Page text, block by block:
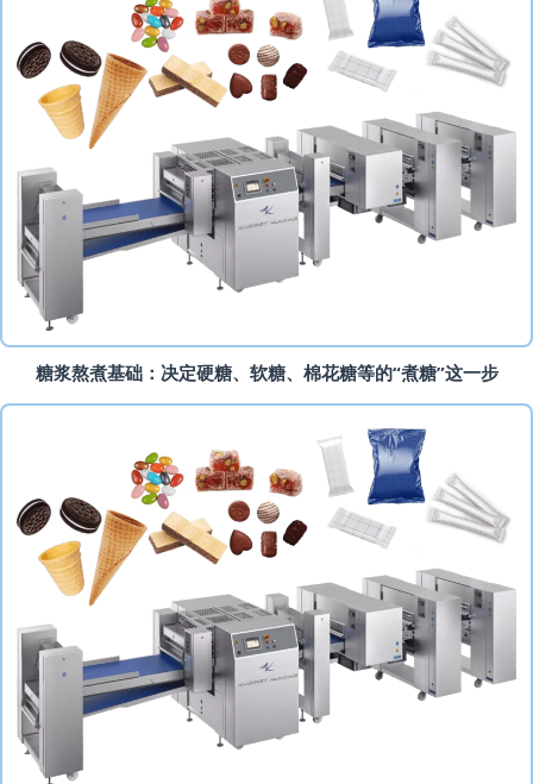
糖浆熬煮基础：决定硬糖、软糖、棉花糖等的“煮糖”这一步